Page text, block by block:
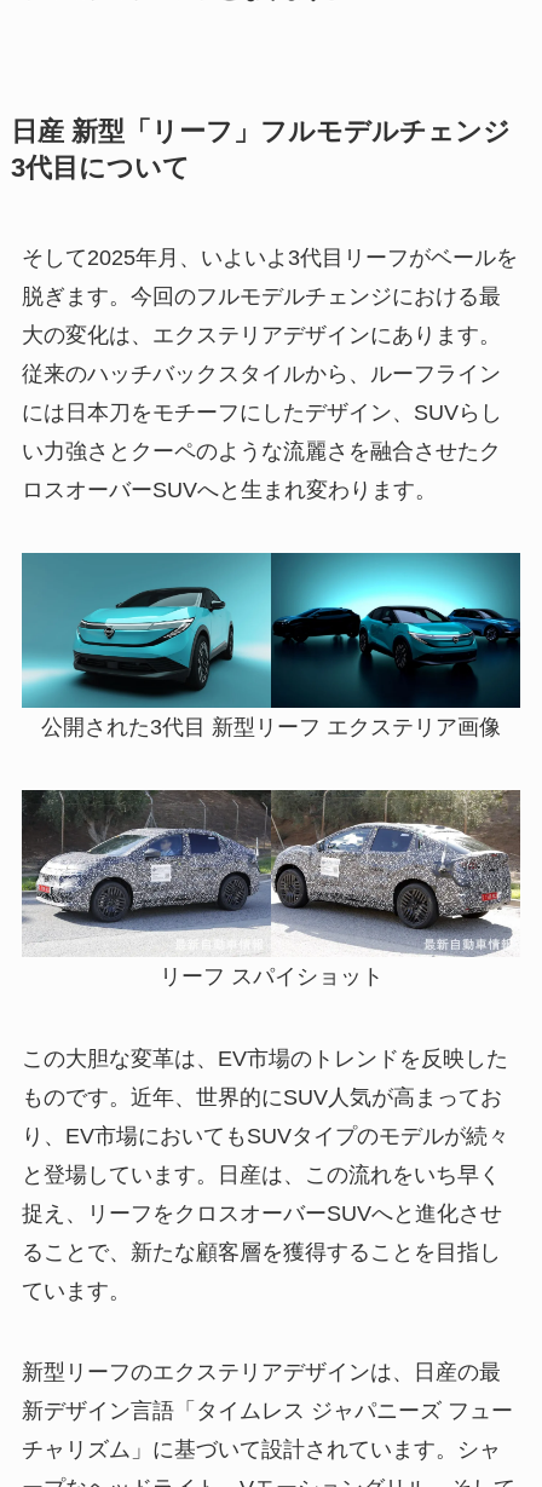
日産 新型「リーフ」フルモデルチェンジ
3代目について
そして2025年月、いよいよ3代目リーフがベールを
脱ぎます。今回のフルモデルチェンジにおける最
大の変化は、エクステリアデザインにあります。
従来のハッチバックスタイルから、ルーフライン
には日本刀をモチーフにしたデザイン、SUVらし
い力強さとクーペのような流麗さを融合させたク
ロスオーバーSUVへと生まれ変わります。
公開された3代目 新型リーフ エクステリア画像
リーフ スパイショット
この大胆な変革は、EV市場のトレンドを反映した
ものです。近年、世界的にSUV人気が高まってお
り、EV市場においてもSUVタイプのモデルが続々
と登場しています。日産は、この流れをいち早く
捉え、リーフをクロスオーバーSUVへと進化させ
ることで、新たな顧客層を獲得することを目指し
ています。
新型リーフのエクステリアデザインは、日産の最
新デザイン言語「タイムレス ジャパニーズ フュー
チャリズム」に基づいて設計されています。シャ